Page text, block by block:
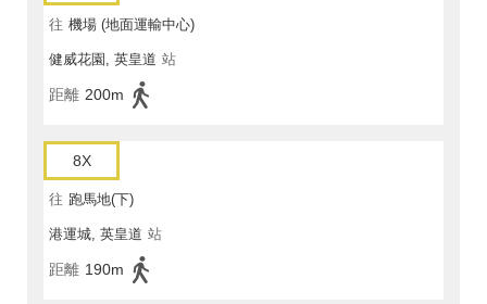
往 機場 (地面運輸中心)
健威花園, 英皇道 站
距離 200m
8X
往 跑馬地(下)
港運城, 英皇道 站
距離 190m